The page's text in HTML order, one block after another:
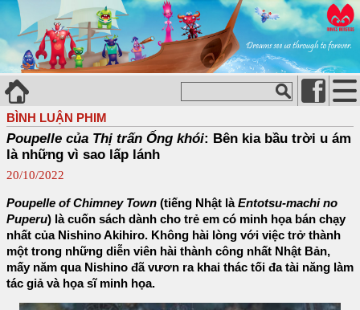
BÌNH LUẬN PHIM
Poupelle của Thị trấn Ống khói: Bên kia bầu trời u ám
là những vì sao lấp lánh
20/10/2022
Poupelle of Chimney Town (tiếng Nhật làEntotsu-machi no
Puperu) là cuốn sách dành cho trẻ em có minh họa bán chạy
nhất của Nishino Akihiro. Không hài lòng với việc trở thành
một trong những diễn viên hài thành công nhất Nhật Bản,
mấy năm qua Nishino đã vươn ra khai thác tối đa tài năng làm
tác giả và họa sĩ minh họa.